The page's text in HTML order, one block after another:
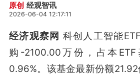
原创 经观智讯
2026-06-04 12:17:11
经济观察网 科创人工智能
购-2100.00万份，占本
0.96%。该基金最新份额